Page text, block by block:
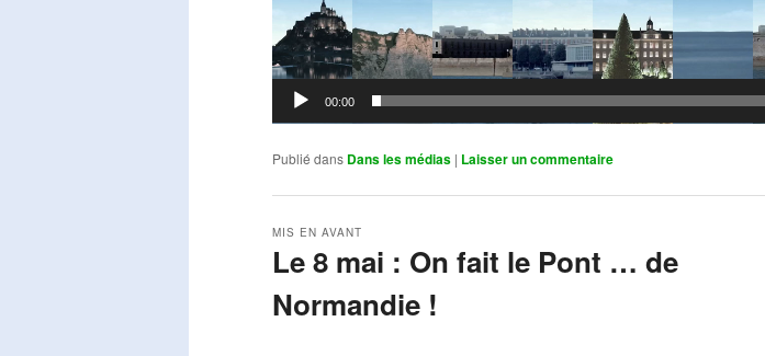
00:00
Publié dans Dans les médias | Laisser un commentaire
Le 8 mai : On fait le Pont … de
Normandie !
MIS EN AVANT